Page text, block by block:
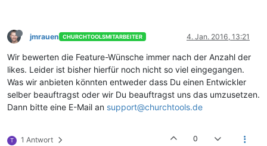
jmrauen CHURCHTOOLSMITARBEITER 4. Jan. 2016, 13:21
Wir bewerten die Feature-Wünsche immer nach der Anzahl der
likes. Leider ist bisher hierfür noch nicht so viel eingegangen.
Was wir anbieten könnten entweder dass Du einen Entwickler
selber beauftragst oder wir Du beauftragst uns das umzusetzen.
Dann bitte eine E-Mail an support@churchtools.de
T 1 Antwort 0